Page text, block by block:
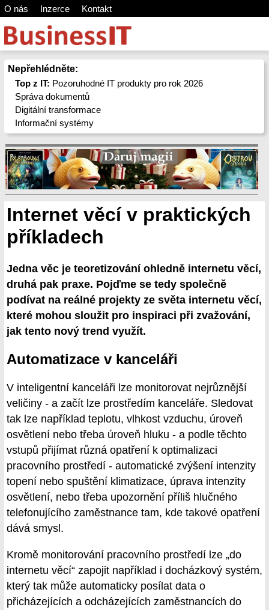
O nás Inzerce Kontakt
Nepřehlédněte:
Top z IT: Pozoruhodné IT produkty pro rok 2026
Správa dokumentů
Digitální transformace
Informační systémy
Internet věcí v praktických
příkladech
Jedna věc je teoretizování ohledně internetu věcí,
druhá pak praxe. Pojďme se tedy společně
podívat na reálné projekty ze světa internetu věcí,
které mohou sloužit pro inspiraci při zvažování,
jak tento nový trend využít.
Automatizace v kanceláři
V inteligentní kanceláři lze monitorovat nejrůznější
veličiny - a začít lze prostředím kanceláře. Sledovat
tak lze například teplotu, vlhkost vzduchu, úroveň
osvětlení nebo třeba úroveň hluku - a podle těchto
vstupů přijímat různá opatření k optimalizaci
pracovního prostředí - automatické zvýšení intenzity
topení nebo spuštění klimatizace, úprava intenzity
osvětlení, nebo třeba upozornění příliš hlučného
telefonujícího zaměstnance tam, kde takové opatření
dává smysl.
Kromě monitorování pracovního prostředí lze „do
internetu věcí“ zapojit například i docházkový systém,
který tak může automaticky posílat data o
přicházejících a odcházejících zaměstnancích do